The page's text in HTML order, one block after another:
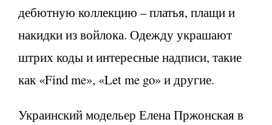
дебютную коллекцию – платья, плащи и
накидки из войлока. Одежду украшают
штрих коды и интересные надписи, такие
как «Find me», «Let me go» и другие.
Украинский модельер Елена Пржонская в